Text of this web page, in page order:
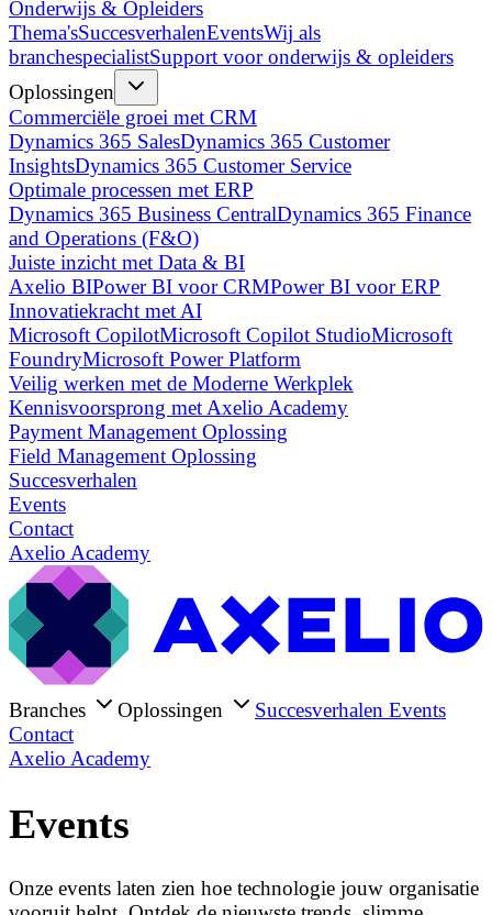
Onderwijs & Opleiders
Thema'sSuccesverhalenEventsWij als
branchespecialistSupport voor onderwijs & opleiders
Oplossingen
Commerciële groei met CRM
Dynamics 365 SalesDynamics 365 Customer
InsightsDynamics 365 Customer Service
Optimale processen met ERP
Dynamics 365 Business CentralDynamics 365 Finance
and Operations (F&O)
Juiste inzicht met Data & BI
Axelio BIPower BI voor CRMPower BI voor ERP
Innovatiekracht met AI
Microsoft CopilotMicrosoft Copilot StudioMicrosoft
FoundryMicrosoft Power Platform
Veilig werken met de Moderne Werkplek
Kennisvoorsprong met Axelio Academy
Payment Management Oplossing
Field Management Oplossing
Succesverhalen
Events
Contact
Axelio Academy
Branches Oplossingen Succesverhalen Events
Contact
Axelio Academy
Events
Onze events laten zien hoe technologie jouw organisatie